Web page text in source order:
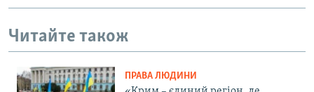
Читайте також
ПРАВА ЛЮДИНИ